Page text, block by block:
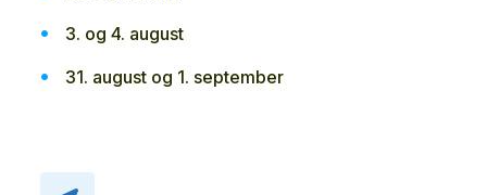
3. og 4. august
31. august og 1. september